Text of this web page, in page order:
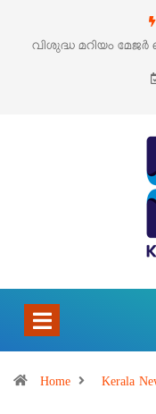
ബസിലിക്കയുടെ
Home Kerala